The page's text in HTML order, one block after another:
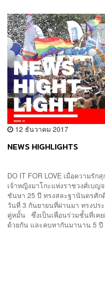
12 ธันวาคม 2017
NEWS HIGHLIGHTS
DO IT FOR LOVE เมื่อความรัก
เจ้าหญิงมาโกะแห่งราชวงศ์เบ
ชันษา 25 ปี ทรงสละฐานันดรศัก
วันที่ 3 กันยายนที่ผ่านมา ทรงปร
คู่หมั้น ซึ่งเป็นเพื่อนร่วมชั้นที่เคย
ด้วยกัน และคบหากันมานาน 5 ปี